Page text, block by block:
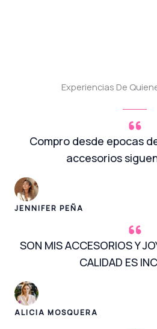
Experiencias De
Compro desde epocas
accesorios
JENNIFER PEÑA
SON MIS ACCESORIOS Y
CALIDAD ES
ALICIA MOSQUERA